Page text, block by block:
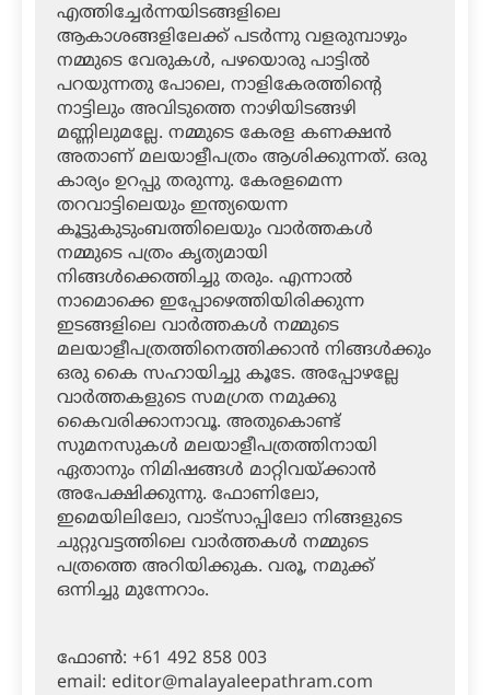
എത്തിച്ചേര്‍ന്നയിടങ്ങളിലെ
ആകാശങ്ങളിലേക്ക് പടര്‍ന്നു വളരുമ്പാഴും
നമ്മുടെ വേരുകള്‍, പഴയൊരു പാട്ടില്‍
പറയുന്നതു പോലെ, നാളികേരത്തിൻ്റെ
നാട്ടിലും അവിടുത്തെ നാഴിയിടങ്ങഴി
മണ്ണിലുമല്ലേ. നമ്മുടെ കേരള കണക്ഷന്‍
അതാണ് മലയാളീപത്രം ആശിക്കുന്നത്. ഒരു
കാര്യം ഉറപ്പു തരുന്നു. കേരളമെന്ന
തറവാട്ടിലെയും ഇന്ത്യയെന്ന
കൂട്ടുകുടുംബത്തിലെയും വാര്‍ത്തകള്‍
നമ്മുടെ പത്രം കൃത്യമായി
നിങ്ങള്‍ക്കെത്തിച്ചു തരും. എന്നാല്‍
നാമൊക്കെ ഇപ്പോഴെത്തിയിരിക്കുന്ന
ഇടങ്ങളിലെ വാര്‍ത്തകള്‍ നമ്മുടെ
മലയാളീപത്രത്തിനെത്തിക്കാന്‍ നിങ്ങള്‍ക്കും
ഒരു കൈ സഹായിച്ചു കൂടേ. അപ്പോഴല്ലേ
വാര്‍ത്തകളുടെ സമഗ്രത നമുക്കു
കൈവരിക്കാനാവൂ. അതുകൊണ്ട്
സുമനസുകള്‍ മലയാളീപത്രത്തിനായി
ഏതാനും നിമിഷങ്ങള്‍ മാറ്റിവയ്ക്കാന്‍
അപേക്ഷിക്കുന്നു. ഫോണിലോ,
ഇമെയിലിലോ, വാട്‌സാപ്പിലോ നിങ്ങളുടെ
ചുറ്റുവട്ടത്തിലെ വാര്‍ത്തകള്‍ നമ്മുടെ
പത്രത്തെ അറിയിക്കുക. വരൂ, നമുക്ക്
ഒന്നിച്ചു മുന്നേറാം.
ഫോണ്‍: +61 492 858 003
email: editor@malayaleepathram.com